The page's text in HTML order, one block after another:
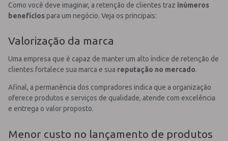
Como você deve imaginar, a retenção de clientes traz inúmeros
benefíciospara um negócio. Veja os principais:
Valorização da marca
Uma empresa que é capaz de manter um alto índice de retenção de
clientes fortalece sua marca e sua reputação no mercado.
Afinal, a permanência dos compradores indica que a organização
oferece produtos e serviços de qualidade, atende com excelência
e entrega o valor proposto.
Menor custo no lançamento de produtos